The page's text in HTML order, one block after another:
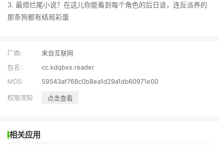
3. 最烦烂尾小说？在这儿你能看到每个角色的后日谈，连反派养的
那条狗都有结局彩蛋
厂商:
来自互联网
包名:
cc.kdqbxs.reader
MD5:
59543af768c0b8ea1d29a1db60971e00
权限须知 点击查看
相关应用